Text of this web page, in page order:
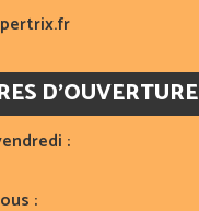
D’OUVERTURE
:
: